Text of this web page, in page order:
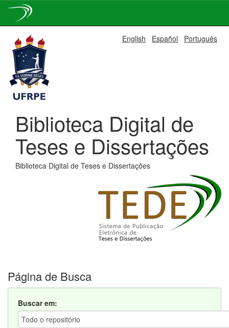
navigation
English Español Português
Biblioteca Digital de
Teses e Dissertações
Biblioteca Digital de Teses e Dissertações
Página de Busca
Buscar em: